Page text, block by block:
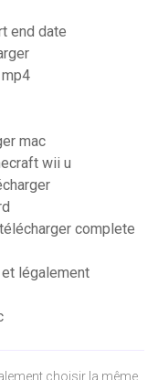
end date
mac
wii u
complete
légalement
choisir la même